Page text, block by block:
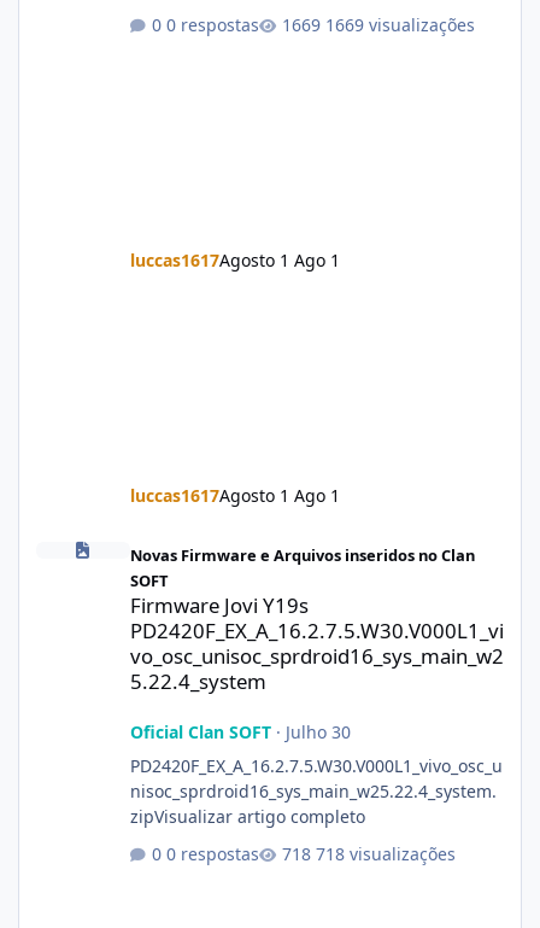
0 respostas
1669 visualizações
luccas1617Agosto 1 Ago 1
luccas1617Agosto 1 Ago 1
Firmware Jovi Y19s
Novas Firmware e Arquivos inseridos no Clan
SOFT
Firmware Jovi Y19s
PD2420F_EX_A_16.2.7.5.W30.V000L1_vi
vo_osc_unisoc_sprdroid16_sys_main_w2
5.22.4_system
Oficial Clan SOFT· Julho 30
PD2420F_EX_A_16.2.7.5.W30.V000L1_vivo_osc_u
nisoc_sprdroid16_sys_main_w25.22.4_system.
zipVisualizar artigo completo
0 respostas
718 visualizações